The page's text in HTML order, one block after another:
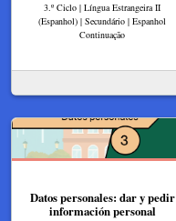
3.º Ciclo | Língua Estrangeira II
(Espanhol) | Secundário | Espanhol
Continuação
Datos personales: dar y pedir
información personal